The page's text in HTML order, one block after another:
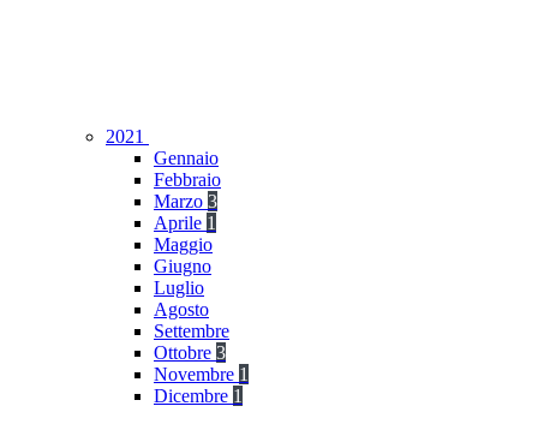
2021
Gennaio
Febbraio
Marzo 3
Aprile 1
Maggio
Giugno
Luglio
Agosto
Settembre
Ottobre 3
Novembre 1
Dicembre 1